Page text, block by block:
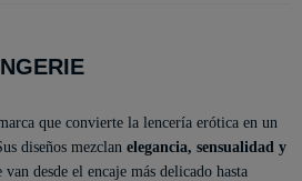
que convierte la lencería erótica en un
diseños mezclan elegancia, sensualidad y
desde el encaje más delicado hasta